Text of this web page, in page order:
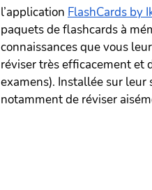
l’application FlashCards by
paquets de flashcards à
connaissances que vous
réviser très efficacement et
examens). Installée sur
notamment de réviser